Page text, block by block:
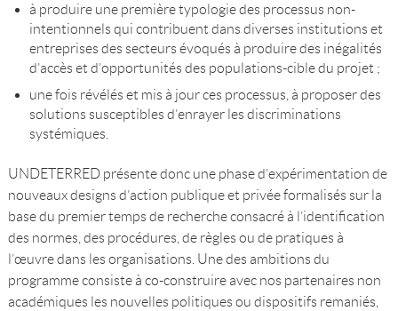
à produire une première typologie des processus non-
intentionnels qui contribuent dans diverses institutions et
entreprises des secteurs évoqués à produire des inégalités
d’accès et d’opportunités des populations-cible du projet ;
une fois révélés et mis à jour ces processus, à proposer des
solutions susceptibles d’enrayer les discriminations
systémiques.
UNDETERRED présente donc une phase d’expérimentation de
nouveaux designs d’action publique et privée formalisés sur la
base du premier temps de recherche consacré à l’identification
des normes, des procédures, de règles ou de pratiques à
l’œuvre dans les organisations. Une des ambitions du
programme consiste à co-construire avec nos partenaires non
académiques les nouvelles politiques ou dispositifs remaniés,